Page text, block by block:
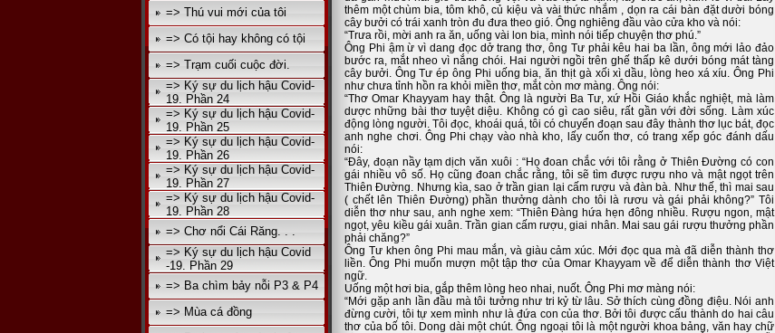
=> Thú vui mới của tôi
=> Có tội hay không có tội
=> Trạm cuối cuộc đời.
=> Ký sự du lịch hậu Covid-
19. Phần 24
=> Ký sự du lịch hậu Covid-
19. Phần 25
=> Ký sự du lịch hậu Covid-
19. Phần 26
=> Ký sự du lịch hậu Covid-
19. Phần 27
=> Ký sự du lịch hậu Covid-
19. Phần 28
=> Chơ nổi Cái Răng. . .
=> Ký sự du lịch hậu Covid
-19. Phần 29
=> Ba chìm bảy nỗi P3 & P4
=> Mùa cá đồng
thêm một chùm bia, tôm khô, củ kiệu và vài thức nhắm , dọn ra cái bàn đặt dười bóng
cây bưởi có trái xanh tròn đu đưa theo gió. Ông nghiêng đầu vào cửa kho và nói:
“Trưa rồi, mời anh ra ăn, uống vài lon bia, mình nói tiếp chuyện thơ phú.”
Ông Phi ậm ừ vì dang đọc dở trang thơ, ông Tư phải kêu hai ba lần, ông mới lảo đảo
bước ra, mắt nheo vì nắng chói. Hai người ngồi trên ghế thấp kê dưới bóng mát tàng
cây bưởi. Ông Tư ép ông Phi uống bia, ăn thịt gà xối xì dầu, lòng heo xá xíu. Ông Phi
như chưa tỉnh hồn ra khỏi miền thơ, mắt còn mơ màng. Ông nói:
“Thơ Omar Khayyam hay thật. Ông là người Ba Tư, xứ Hồi Giáo khắc nghiệt, mà làm
dược những bài thơ tuyệt diệu. Không có gì cao siêu, rất gần với đời sống. Làm xúc
động lòng người. Tôi đọc, khoái quá, tôi có chuyển đoạn sau đây thành thơ lục bát, đọc
anh nghe chơi. Ông Phi chạy vào nhà kho, lấy cuốn thơ, có trang xếp góc đánh dấu
nói:
“Đây, đoạn nầy tạm dịch văn xuôi : “Họ đoan chắc với tôi rằng ở Thiên Đường có con
gái nhiều vô số. Họ cũng đoan chắc rằng, tôi sẽ tìm được rượu nho và mật ngọt trên
Thiên Đường. Nhưng kìa, sao ở trần gian lại cấm rượu và đàn bà. Như thế, thì mai sau
( chết lên Thiên Đường) phần thưởng dành cho tôi là rươu và gái phải không?” Tôi
diễn thơ như sau, anh nghe xem: “Thiên Đàng hứa hẹn đông nhiều. Rượu ngon, mật
ngọt, yêu kiều gái xuân. Trần gian cấm rượu, giai nhân. Mai sau gái rượu thưởng phần
phải chăng?”
Ông Tư khen ông Phi mau mắn, và giàu cảm xúc. Mới đọc qua mà đã diễn thành thơ
liền. Ông Phi muốn mượn một tập thơ của Omar Khayyam về để diễn thành thơ Việt
ngữ.
Uống một hơi bia, gắp thêm lòng heo nhai, nuốt. Ông Phi mơ màng nói:
“Mới gặp anh lần đầu mà tôi tưởng như tri kỷ từ lâu. Sở thích cùng đồng điệu. Nói anh
đừng cười, tôi tự xem mình như là đứa con của thơ. Bởi tôi được cấu thành do hai câu
thơ của bố tôi. Dong dài một chút. Ông ngoại tôi là một người khoa bảng, văn hay chữ